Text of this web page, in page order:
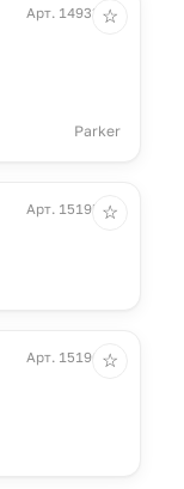
Арт. 14933.00
Parker
☆
Арт. 15195.00
☆
Арт. 15196.00
☆